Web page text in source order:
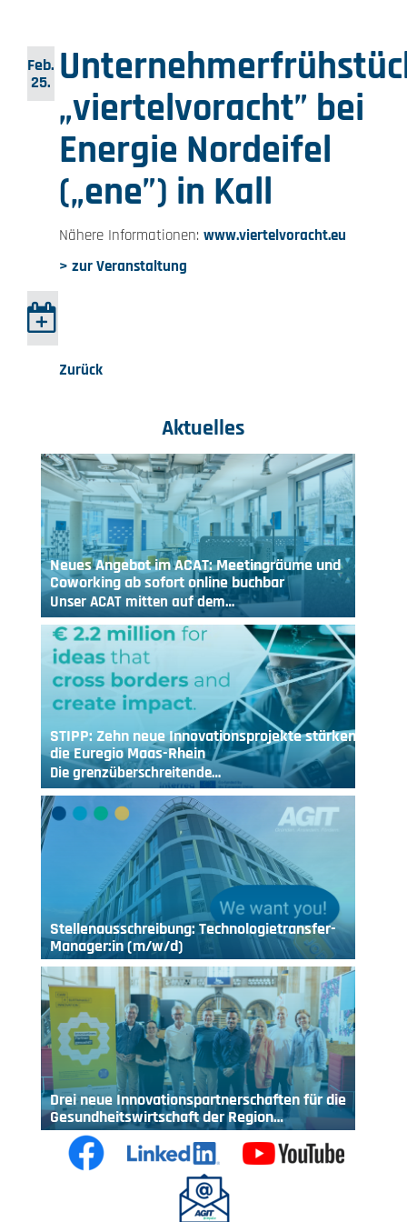
Feb.
25.
„viertelvoracht” bei
Energie Nordeifel
(„ene”) in Kall
Nähere Informationen: www.viertelvoracht.eu
> zur Veranstaltung
Zurück
Aktuelles
Neues Angebot im ACAT: Meetingräume und
Coworking ab sofort online buchbar
Unser ACAT mitten auf dem…
STIPP: Zehn neue Innovationsprojekte stärken
die Euregio Maas-Rhein
Die grenzüberschreitende…
Stellenausschreibung: Technologietransfer-
Manager:in (m/w/d)
Drei neue Innovationspartnerschaften für die
Gesundheitswirtschaft der Region…